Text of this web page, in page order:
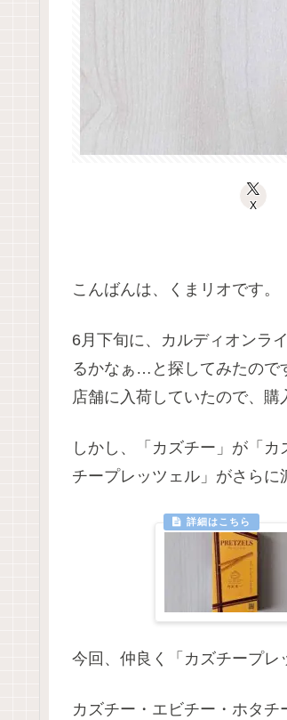
X
こんばんは、くまリオです。
6月下旬に、カルディオンラ
るかなぁ…と探してみたので
店舗に入荷していたので、購
しかし、「カズチー」が「
チープレッツェル」がさら
今回、仲良く「カズチープレ
カズチー・エビチー・ホタ